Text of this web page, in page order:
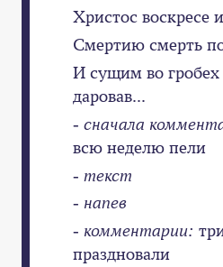
Христос воскресе
Смертию смерть
И сущим во
даровав...
- сначала
всю неделю пели
- текст
- напев
- комментарии:
праздновали